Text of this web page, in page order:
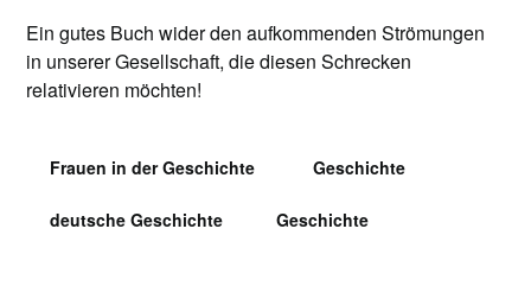
Ein gutes Buch wider den aufkommenden Strömungen
in unserer Gesellschaft, die diesen Schrecken
relativieren möchten!
Frauen in der Geschichte Geschichte
deutsche Geschichte Geschichte